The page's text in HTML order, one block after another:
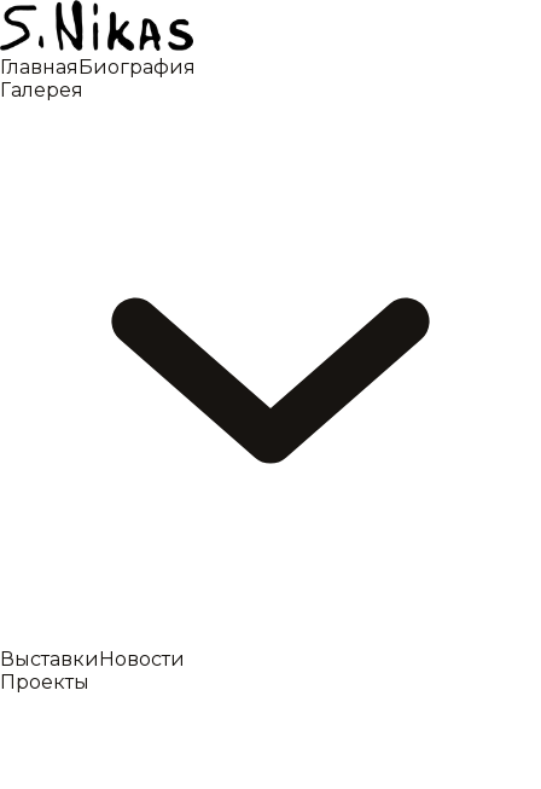
ГлавнаяБиография
Галерея
ВыставкиНовости
Проекты